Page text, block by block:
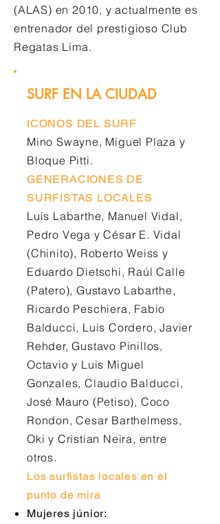
(ALAS) en 2010, y actualmente es
entrenador del prestigioso Club
Regatas Lima.
SURF EN LA CIUDAD
ICONOS DEL SURF
Mino Swayne, Miguel Plaza y
Bloque Pitti.
GENERACIONES DE
SURFISTAS LOCALES
Luis Labarthe, Manuel Vidal,
Pedro Vega y César E. Vidal
(Chinito), Roberto Weiss y
Eduardo Dietschi, Raúl Calle
(Patero), Gustavo Labarthe,
Ricardo Peschiera, Fabio
Balducci, Luis Cordero, Javier
Rehder, Gustavo Pinillos,
Octavio y Luis Miguel
Gonzales, Claudio Balducci,
José Mauro (Petiso), Coco
Rondon, Cesar Barthelmess,
Oki y Cristian Neira, entre
otros.
Los surfistas locales en el
punto de mira
Mujeres júnior: